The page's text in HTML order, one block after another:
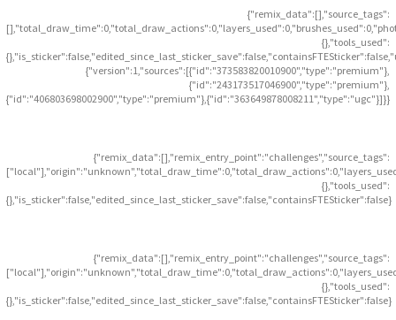
{"remix_data":[],"source_tags":
{},"tools_used":
{"version":1,"sources":[{"id":"373583820010900","type":"premium"},
{"id":"243173517046900","type":"premium"},
{"id":"406803698002900","type":"premium"},{"id":"363649878008211","type":"ugc"}]}}
{"remix_data":[],"remix_entry_point":"challenges","source_tags":
{},"tools_used":
{},"is_sticker":false,"edited_since_last_sticker_save":false,"containsFTESticker":false}
{"remix_data":[],"remix_entry_point":"challenges","source_tags":
{},"tools_used":
{},"is_sticker":false,"edited_since_last_sticker_save":false,"containsFTESticker":false}